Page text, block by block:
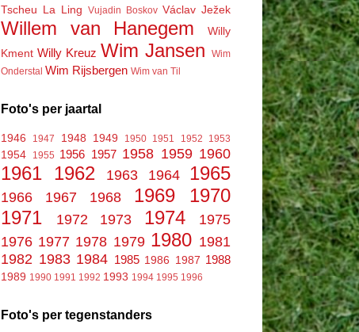
Tscheu La Ling Vujadin Boskov Václav Ježek
Willem van Hanegem
Willy
Kment Willy Kreuz Wim Jansen
Wim
Onderstal Wim Rijsbergen Wim van Til
Foto's per jaartal
1946 1947 1948 1949 1950 1951 1952 1953
1954 1955 1956 1957 1958 1959 1960
1961 1962 1963 1964 1965
1966 1967 1968 1969
1970
1971
1972 1973 1974
1975
1976 1977 1978 1979 1980 1981
1982 1983 1984 1985 1986 1987 1988
1989 1990 1991 1992 1993 1994 1995 1996
Foto's per tegenstanders